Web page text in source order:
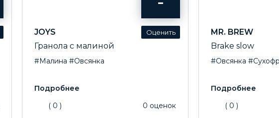
JOYS
Гранола с малиной
#Малина #Овсянка
( 0 ) 0 оценок
MR. BREW
Brake slow
#Овсянка
( 0 )